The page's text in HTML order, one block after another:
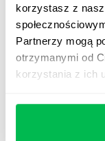
korzystasz z
Partnerzy mogą
otrzymanymi od
korzystania z ich
Jak